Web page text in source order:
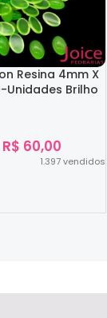
Resina 4mm X
Brilho
R$ 60,00
1.397vendidos